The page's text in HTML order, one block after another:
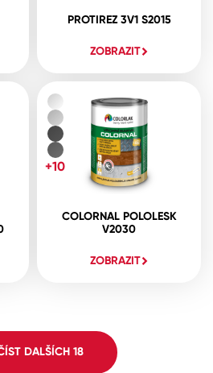
PROTIREZ 3V1 S2015
ZOBRAZIT
COLORNAL POLOLESK
V2030
ZOBRAZIT
+10
DALŠÍCH 18